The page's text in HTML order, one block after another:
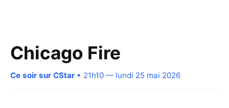
Chicago Fire
Ce soir sur CStar • 21h10 — lundi 25 mai 2026